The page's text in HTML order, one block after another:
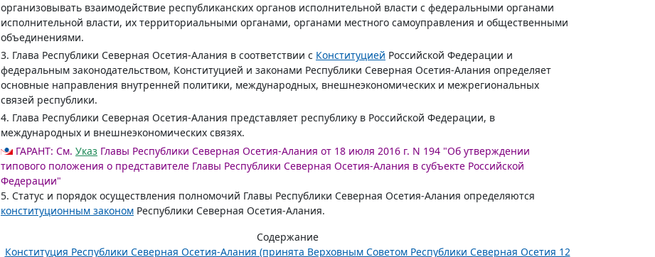
организовывать взаимодействие республиканских органов исполнительной власти с федеральными органами
исполнительной власти, их территориальными органами, органами местного самоуправления и общественными
объединениями.
3. Глава Республики Северная Осетия-Алания в соответствии с Конституцией Российской Федерации и
федеральным законодательством, Конституцией и законами Республики Северная Осетия-Алания определяет
основные направления внутренней политики, международных, внешнеэкономических и межрегиональных
связей республики.
4. Глава Республики Северная Осетия-Алания представляет республику в Российской Федерации, в
международных и внешнеэкономических связях.
ГАРАНТ: См. Указ Главы Республики Северная Осетия-Алания от 18 июля 2016 г. N 194 "Об утверждении
типового положения о представителе Главы Республики Северная Осетия-Алания в субъекте Российской
Федерации"
5. Статус и порядок осуществления полномочий Главы Республики Северная Осетия-Алания определяются
конституционным законом Республики Северная Осетия-Алания.
Содержание
Конституция Республики Северная Осетия-Алания (принята Верховным Советом Республики Северная Осетия 12